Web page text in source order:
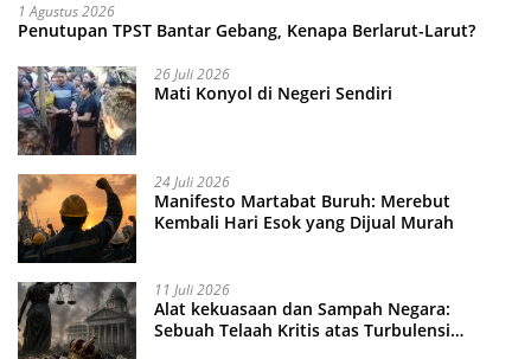
1 Agustus 2026
Penutupan TPST Bantar Gebang, Kenapa Berlarut-Larut?
26 Juli 2026
Mati Konyol di Negeri Sendiri
24 Juli 2026
Manifesto Martabat Buruh: Merebut
Kembali Hari Esok yang Dijual Murah
11 Juli 2026
Alat kekuasaan dan Sampah Negara:
Sebuah Telaah Kritis atas Turbulensi